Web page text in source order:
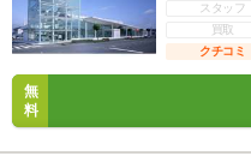
スタッフ
買取
クチコミ
無
料